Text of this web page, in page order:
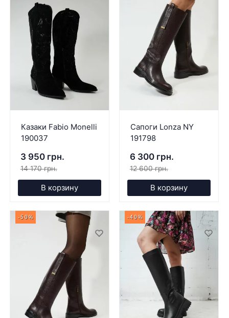
Казаки Fabio Monelli
190037
3 950 грн.
14 170 грн.
В корзину
Сапоги Lonza NY
191798
6 300 грн.
12 600 грн.
В корзину
-50% -40%